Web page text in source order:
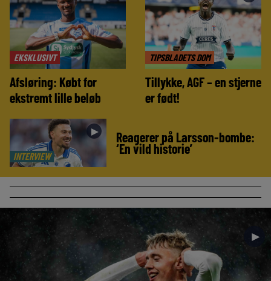
EKSKLUSIVT
Afsløring: Købt for
ekstremt lille beløb
TIPSBLADETS DOM
Tillykke, AGF – en stjerne
er født!
INTERVIEW
► Reagerer på Larsson-bombe:
‘En vild historie’
►